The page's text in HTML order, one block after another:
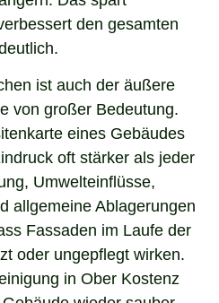
den gesamten
ist auch der äußere
von großer Bedeutung.
eines Gebäudes
oft stärker als jeder
Umwelteinflüsse,
allgemeine Ablagerungen
Fassaden im Laufe der
oder ungepflegt wirken.
in Ober Kostenz
wieder sauber,